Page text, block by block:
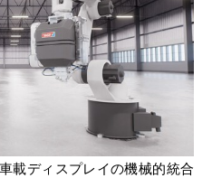
載ディスプレイの機械的統合